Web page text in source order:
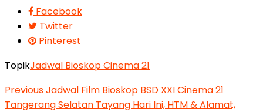
Facebook
Twitter
Pinterest
TopikJadwal Bioskop Cinema 21
PreviousJadwal Film Bioskop BSD XXI Cinema 21
Tangerang Selatan Tayang Hari Ini, HTM & Alamat,